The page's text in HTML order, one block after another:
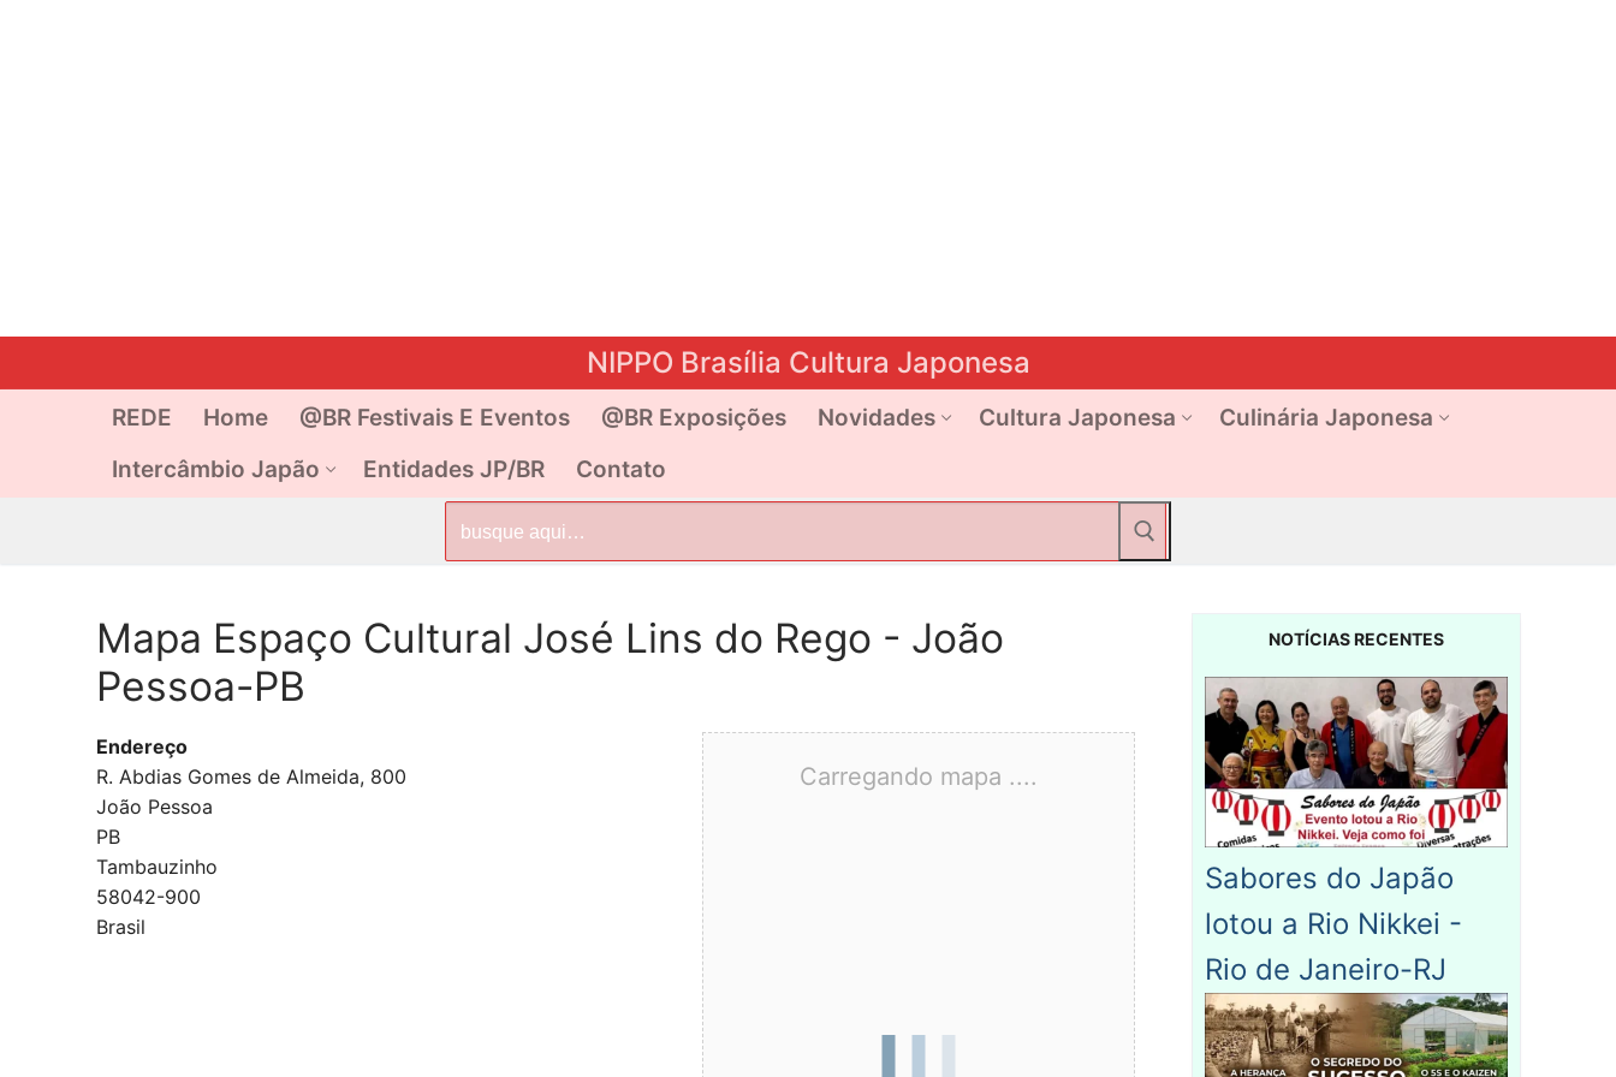
NIPPO Brasília Cultura Japonesa
REDE Home @BR Festivais E Eventos @BR Exposições Novidades Cultura Japonesa
Culinária Japonesa
Intercâmbio Japão
Entidades JP/BR Contato
por:
Mapa Espaço Cultural José Lins do Rego - João
Pessoa-PB
Carregando mapa ....
Endereço
R. Abdias Gomes de Almeida, 800
João Pessoa
PB
Tambauzinho
58042-900
Brasil
NOTÍCIAS RECENTES
Sabores do Japão
lotou a Rio Nikkei -
Rio de Janeiro-RJ